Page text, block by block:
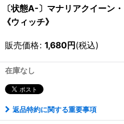
〔状態A-〕マナリアクイーン
《ウィッチ》
販売価格: 1,680円(税込)
在庫なし
返品特約に関する重要事項